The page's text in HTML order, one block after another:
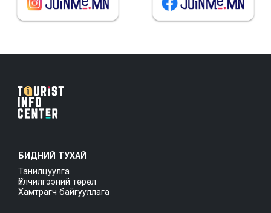
БИДНИЙ ТУХАЙ
Танилцуулга
Үйлчилгээний төрөл
Хамтрагч байгууллага